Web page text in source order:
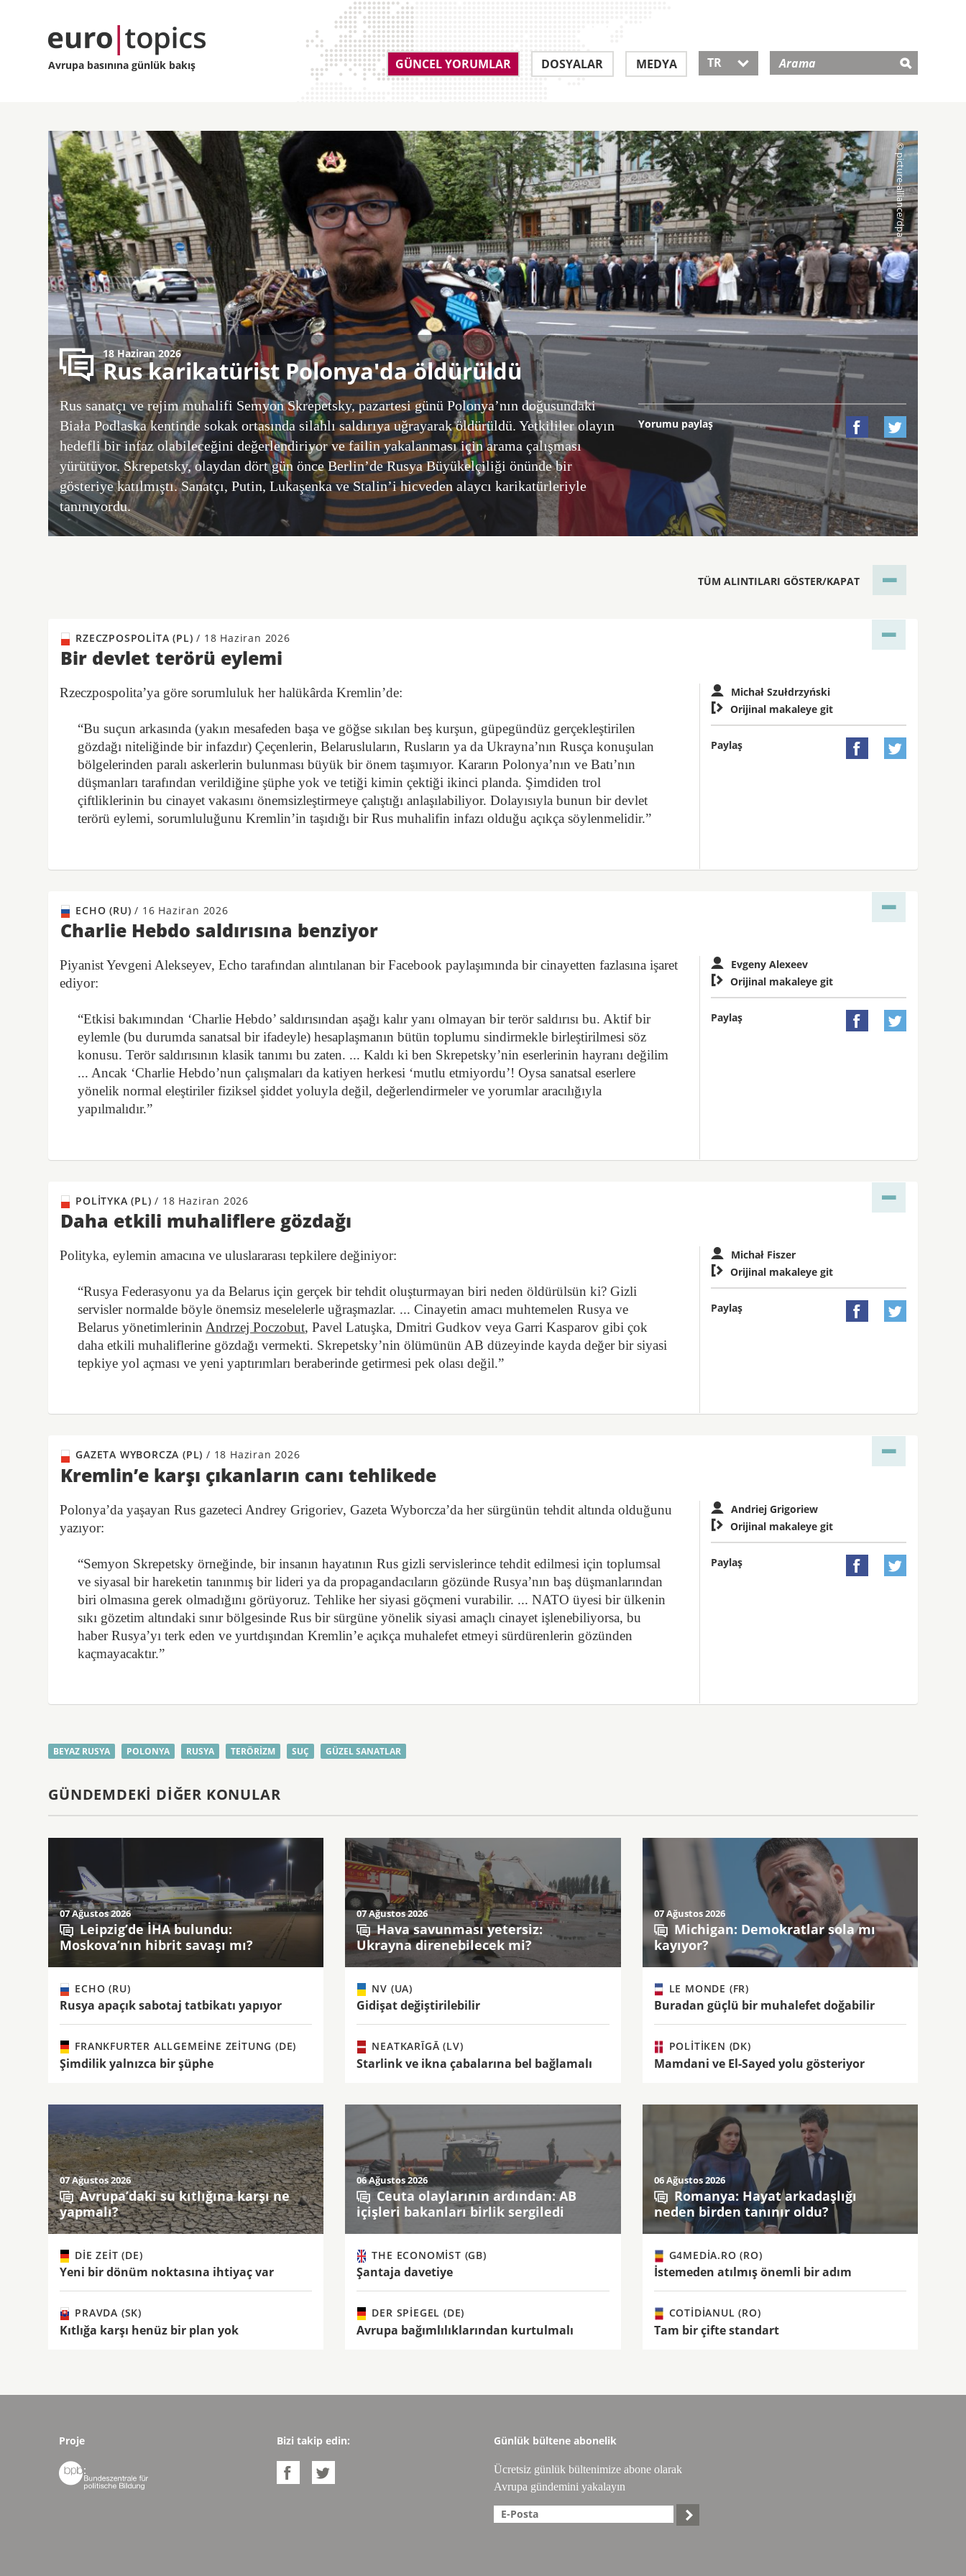
Avrupa basınına günlük bakış GÜNCEL YORUMLAR DOSYALAR MEDYA TR 
18 Haziran 2026
Rus karikatürist Polonya'da öldürüldü
Rus sanatçı ve rejim muhalifi Semyon Skrepetsky, pazartesi günü Polonya’nın doğusundaki
Biała Podlaska kentinde sokak ortasında silahlı saldırıya uğrayarak öldürüldü. Yetkililer olayın
hedefli bir infaz olabileceğini değerlendiriyor ve failin yakalanması için arama çalışması
yürütüyor. Skrepetsky, olaydan dört gün önce Berlin’de Rusya Büyükelçiliği önünde bir
gösteriye katılmıştı. Sanatçı, Putin, Lukaşenka ve Stalin’i hicveden alaycı karikatürleriyle
tanınıyordu.
Yorumu paylaş  
TÜM ALINTILARI GÖSTER/KAPAT
RZECZPOSPOLITA (PL)/ 18 Haziran 2026
Bir devlet terörü eylemi
Rzeczpospolita’ya göre sorumluluk her halükârda Kremlin’de:
“Bu suçun arkasında (yakın mesafeden başa ve göğse sıkılan beş kurşun, güpegündüz gerçekleştirilen
gözdağı niteliğinde bir infazdır) Çeçenlerin, Belarusluların, Rusların ya da Ukrayna’nın Rusça konuşulan
bölgelerinden paralı askerlerin bulunması büyük bir önem taşımıyor. Kararın Polonya’nın ve Batı’nın
düşmanları tarafından verildiğine şüphe yok ve tetiği kimin çektiği ikinci planda. Şimdiden trol
çiftliklerinin bu cinayet vakasını önemsizleştirmeye çalıştığı anlaşılabiliyor. Dolayısıyla bunun bir devlet
terörü eylemi, sorumluluğunu Kremlin’in taşıdığı bir Rus muhalifin infazı olduğu açıkça söylenmelidir.”
Michał Szułdrzyński
 Orijinal makaleye git
Paylaş  
ECHO (RU)/ 16 Haziran 2026
Charlie Hebdo saldırısına benziyor
Piyanist Yevgeni Alekseyev, Echo tarafından alıntılanan bir Facebook paylaşımında bir cinayetten fazlasına işaret
ediyor:
“Etkisi bakımından ‘Charlie Hebdo’ saldırısından aşağı kalır yanı olmayan bir terör saldırısı bu. Aktif bir
eylemle (bu durumda sanatsal bir ifadeyle) hesaplaşmanın bütün toplumu sindirmekle birleştirilmesi söz
konusu. Terör saldırısının klasik tanımı bu zaten. ... Kaldı ki ben Skrepetsky’nin eserlerinin hayranı değilim
... Ancak ‘Charlie Hebdo’nun çalışmaları da katiyen herkesi ‘mutlu etmiyordu’! Oysa sanatsal eserlere
yönelik normal eleştiriler fiziksel şiddet yoluyla değil, değerlendirmeler ve yorumlar aracılığıyla
yapılmalıdır.”
Evgeny Alexeev
 Orijinal makaleye git
Paylaş  
POLITYKA (PL)/ 18 Haziran 2026
Daha etkili muhaliflere gözdağı
Polityka, eylemin amacına ve uluslararası tepkilere değiniyor:
“Rusya Federasyonu ya da Belarus için gerçek bir tehdit oluşturmayan biri neden öldürülsün ki? Gizli
servisler normalde böyle önemsiz meselelerle uğraşmazlar. ... Cinayetin amacı muhtemelen Rusya ve
Belarus yönetimlerinin Andrzej Poczobut, Pavel Latuşka, Dmitri Gudkov veya Garri Kasparov gibi çok
daha etkili muhaliflerine gözdağı vermekti. Skrepetsky’nin ölümünün AB düzeyinde kayda değer bir siyasi
tepkiye yol açması ve yeni yaptırımları beraberinde getirmesi pek olası değil.”
Michał Fiszer
 Orijinal makaleye git
Paylaş  
GAZETA WYBORCZA (PL) / 18 Haziran 2026
Kremlin’e karşı çıkanların canı tehlikede
Polonya’da yaşayan Rus gazeteci Andrey Grigoriev, Gazeta Wyborcza’da her sürgünün tehdit altında olduğunu
yazıyor:
“Semyon Skrepetsky örneğinde, bir insanın hayatının Rus gizli servislerince tehdit edilmesi için toplumsal
ve siyasal bir hareketin tanınmış bir lideri ya da propagandacıların gözünde Rusya’nın baş düşmanlarından
biri olmasına gerek olmadığını görüyoruz. Tehlike her siyasi göçmeni vurabilir. ... NATO üyesi bir ülkenin
sıkı gözetim altındaki sınır bölgesinde Rus bir sürgüne yönelik siyasi amaçlı cinayet işlenebiliyorsa, bu
haber Rusya’yı terk eden ve yurtdışından Kremlin’e açıkça muhalefet etmeyi sürdürenlerin gözünden
kaçmayacaktır.”
Andriej Grigoriew
 Orijinal makaleye git
Paylaş  
BEYAZ RUSYA POLONYA RUSYA TERÖRIZM SUÇ GÜZEL SANATLAR
GÜNDEMDEKI DIĞER KONULAR
07 Ağustos 2026
Leipzig’de İHA bulundu:
Moskova’nın hibrit savaşı mı?
ECHO (RU)
Rusya apaçık sabotaj tatbikatı yapıyor
FRANKFURTER ALLGEMEINE ZEITUNG (DE)
Şimdilik yalnızca bir şüphe
07 Ağustos 2026
Hava savunması yetersiz:
Ukrayna direnebilecek mi?
NV (UA)
Gidişat değiştirilebilir
NEATKARĪGĀ (LV)
Starlink ve ikna çabalarına bel bağlamalı
07 Ağustos 2026
Michigan: Demokratlar sola mı
kayıyor?
LE MONDE (FR)
Buradan güçlü bir muhalefet doğabilir
POLITIKEN (DK)
Mamdani ve El-Sayed yolu gösteriyor
07 Ağustos 2026
Avrupa’daki su kıtlığına karşı ne
yapmalı?
DIE ZEIT (DE)
Yeni bir dönüm noktasına ihtiyaç var
PRAVDA (SK)
Kıtlığa karşı henüz bir plan yok
06 Ağustos 2026
Ceuta olaylarının ardından: AB
içişleri bakanları birlik sergiledi
THE ECONOMIST (GB)
Şantaja davetiye
DER SPIEGEL (DE)
Avrupa bağımlılıklarından kurtulmalı
06 Ağustos 2026
Romanya: Hayat arkadaşlığı
neden birden tanınır oldu?
G4MEDIA.RO (RO)
İstemeden atılmış önemli bir adım
COTIDIANUL (RO)
Tam bir çifte standart
Proje

Bizi takip edin:
 
Günlük bültene abonelik
Ücretsiz günlük bültenimize abone olarak
Avrupa gündemini yakalayın
